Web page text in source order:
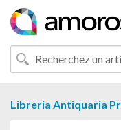
Libreria Antiquaria